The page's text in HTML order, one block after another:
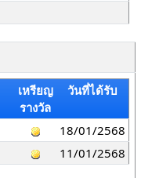
เหรียญ
รางวัล
วันที่ได้รับ
18/01/2568
11/01/2568